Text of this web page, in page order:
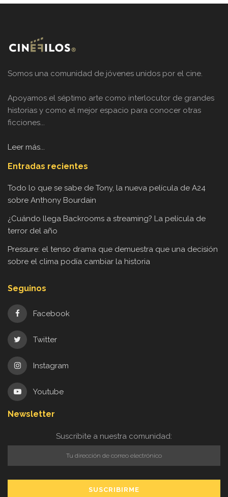
Somos una comunidad de jóvenes unidos por el cine.
Apoyamos el séptimo arte como interlocutor de grandes
historias y como el mejor espacio para conocer otras
ficciones...
Leer más...
Entradas recientes
Todo lo que se sabe de Tony, la nueva película de A24
sobre Anthony Bourdain
¿Cuándo llega Backrooms a streaming? La película de
terror del año
Pressure: el tenso drama que demuestra que una decisión
sobre el clima podía cambiar la historia
Seguinos
Facebook
Twitter
Instagram
Youtube
Newsletter
Suscribite a nuestra comunidad: